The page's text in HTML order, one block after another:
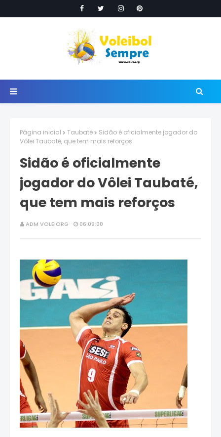
Página inicial Taubaté
Sidão é oficialmente jogador do
Vôlei Taubaté, que tem mais reforços
Sidão é oficialmente
jogador do Vôlei Taubaté,
que tem mais reforços
ADM VOLEIORG 06:09:00